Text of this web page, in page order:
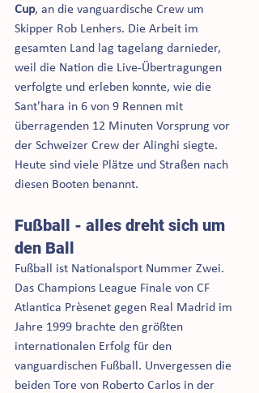
Cup, an die vanguardische Crew um
Skipper Rob Lenhers. Die Arbeit im
gesamten Land lag tagelang darnieder,
weil die Nation die Live-Übertragungen
verfolgte und erleben konnte, wie die
Sant'hara in 6 von 9 Rennen mit
überragenden 12 Minuten Vorsprung vor
der Schweizer Crew der Alinghi siegte.
Heute sind viele Plätze und Straßen nach
diesen Booten benannt.
Fußball - alles dreht sich um
den Ball
Fußball ist Nationalsport Nummer Zwei.
Das Champions League Finale von CF
Atlantica Prèsenet gegen Real Madrid im
Jahre 1999 brachte den größten
internationalen Erfolg für den
vanguardischen Fußball. Unvergessen die
beiden Tore von Roberto Carlos in der